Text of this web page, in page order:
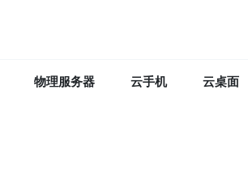
物理服务器 云手机 云桌面